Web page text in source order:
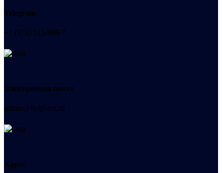
Telegram
+7 (978) 515-999-7
Электронная почта
admin@helpsant.ru
Адрес